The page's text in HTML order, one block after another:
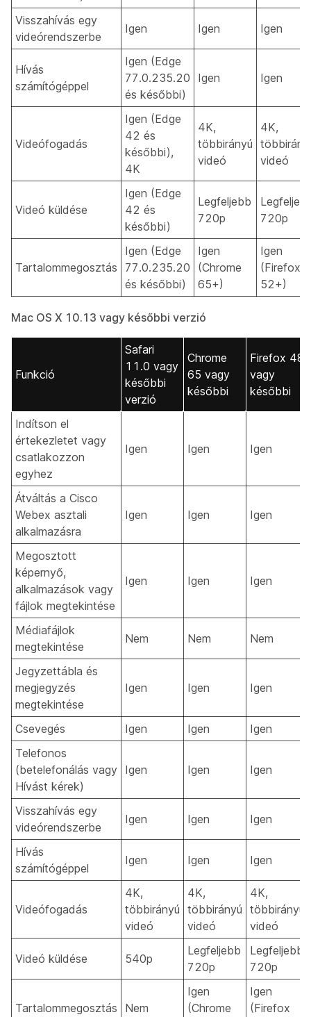
Visszahívás egy
videórendszerbe
Igen Igen Igen
Hívás
számítógéppel
Igen (Edge
77.0.235.20
és későbbi)
Igen Igen
Videófogadás
Igen (Edge
42 és
későbbi),
4K
4K,
többirányú
videó
4K,
videó
Videó küldése
Igen (Edge
42 és
későbbi)
Legfeljebb
720p
720p
Tartalommegosztás
Igen (Edge
77.0.235.20
és későbbi)
Igen
(Chrome
65+)
Igen
(Firefox
52+)
Mac OS X 10.13 vagy későbbi verzió
Funkció
Safari
11.0 vagy
későbbi
verzió
Chrome
65 vagy
későbbi
Firefox 48
vagy
későbbi
Indítson el
értekezletet vagy
csatlakozzon
egyhez
Igen Igen Igen
Átváltás a Cisco
Webex asztali
alkalmazásra
Igen Igen Igen
Megosztott
képernyő,
alkalmazások vagy
fájlok megtekintése
Igen Igen Igen
Médiafájlok
megtekintése
Nem Nem Nem
Jegyzettábla és
megjegyzés
megtekintése
Igen Igen Igen
Csevegés Igen Igen
Igen
Telefonos
(betelefonálás vagy
Hívást kérek)
Igen Igen Igen
Visszahívás egy
videórendszerbe
Igen Igen Igen
Hívás
számítógéppel
Igen Igen Igen
Videófogadás
4K,
többirányú
videó
4K,
többirányú
videó
4K,
többirányú
videó
Videó küldése 540p
Legfeljebb
720p
Legfeljebb
720p
Tartalommegosztás Nem
Igen
(Chrome
Igen
(Firefox